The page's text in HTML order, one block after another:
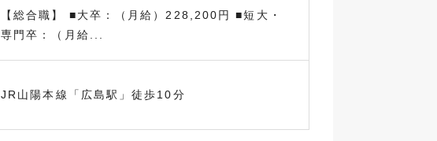
【総合職】 ■大卒：（月給）228,200円 ■短大・
専門卒：（月給...
JR山陽本線「広島駅」徒歩10分